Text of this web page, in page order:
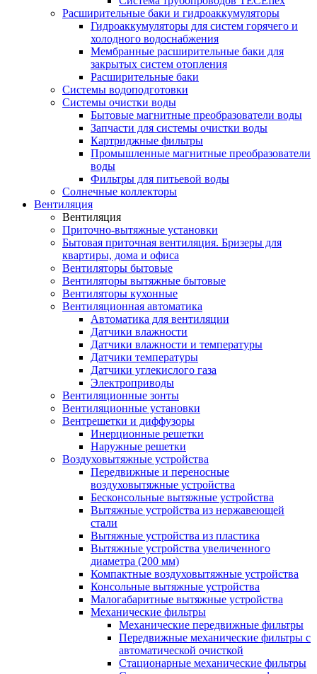
Расширительные баки и гидроаккумуляторы
Гидроаккумуляторы для систем горячего и
холодного водоснабжения
Мембранные расширительные баки для
закрытых систем отопления
Расширительные баки
Системы водоподготовки
Системы очистки воды
Бытовые магнитные преобразователи воды
Запчасти для системы очистки воды
Картриджные фильтры
Промышленные магнитные преобразователи
воды
Фильтры для питьевой воды
Солнечные коллекторы
Вентиляция
Вентиляция
Приточно-вытяжные установки
Бытовая приточная вентиляция. Бризеры для
квартиры, дома и офиса
Вентиляторы бытовые
Вентиляторы вытяжные бытовые
Вентиляторы кухонные
Вентиляционная автоматика
Автоматика для вентиляции
Датчики влажности
Датчики влажности и температуры
Датчики температуры
Датчики углекислого газа
Электроприводы
Вентиляционные зонты
Вентиляционные установки
Вентрешетки и диффузоры
Инерционные решетки
Наружные решетки
Воздуховытяжные устройства
Передвижные и переносные
воздуховытяжные устройства
Бесконсольные вытяжные устройства
Вытяжные устройства из нержавеющей
стали
Вытяжные устройства из пластика
Вытяжные устройства увеличенного
диаметра (200 мм)
Компактные воздуховытяжные устройства
Консольные вытяжные устройства
Малогабаритные вытяжные устройства
Механические фильтры
Механические передвижные фильтры
Передвижные механические фильтры с
автоматической очисткой
Стационарные механические фильтры